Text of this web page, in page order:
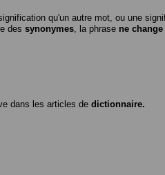
qu'un autre mot, ou une
des synonymes , la phrase ne
dans les articles de dictionnaire.